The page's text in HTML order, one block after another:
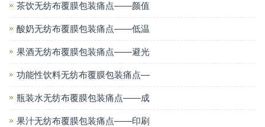
茶饮无纺布覆膜包装痛点——颜值
酸奶无纺布覆膜包装痛点——低温
果酒无纺布覆膜包装痛点——避光
功能性饮料无纺布覆膜包装痛点—
瓶装水无纺布覆膜包装痛点——成
果汁无纺布覆膜包装痛点——印刷